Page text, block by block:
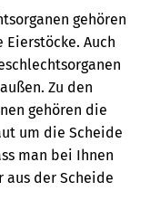
gehören
Auch
Zu den
gehören die
um die Scheide
man bei Ihnen
aus der Scheide